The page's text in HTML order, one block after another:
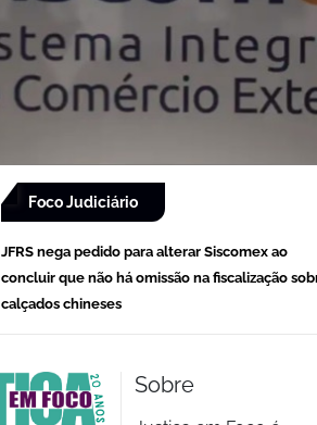
Foco Judiciário
JFRS nega pedido para alterar Siscomex ao
concluir que não há omissão na fiscalização
calçados chineses
Sobre